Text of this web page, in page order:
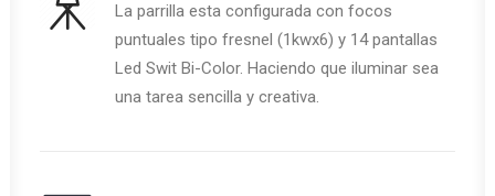
La parrilla esta configurada con focos
puntuales tipo fresnel (1kwx6) y 14 pantallas
Led Swit Bi-Color. Haciendo que iluminar sea
una tarea sencilla y creativa.